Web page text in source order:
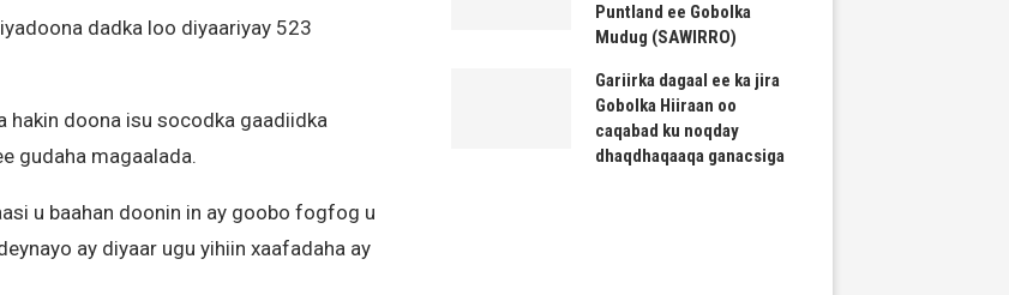
dadka loo diyaariyay 523
hakin doona isu socodka gaadiidka
gudaha magaalada.
u baahan doonin in ay goobo fogfog u
ay diyaar ugu yihiin xaafadaha ay
Puntland ee Gobolka
Mudug (SAWIRRO)
Gariirka dagaal ee ka jira
Gobolka Hiiraan oo
caqabad ku noqday
dhaqdhaqaaqa ganacsiga